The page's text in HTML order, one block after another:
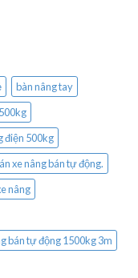
bàn nâng tay
điện 500kg
xe nâng bán tự động.
nâng
bán tự động 1500kg 3m